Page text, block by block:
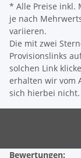
* Alle Preise inkl.
je nach
variieren.
Die mit zwei
Provisionslinks
solchen Link
erhalten wir vom
sich hierbei nicht.
Bewertungen: